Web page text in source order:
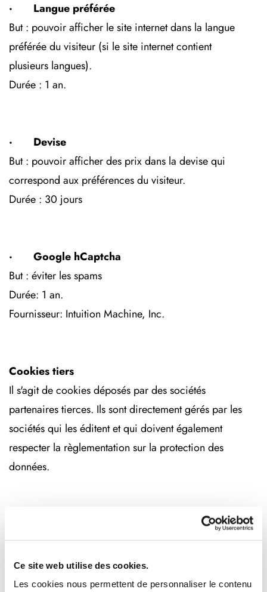
Ce site web utilise des cookies.
Les cookies nous permettent de personnaliser le contenu
· Langue préférée
But : pouvoir afficher le site internet dans la langue
préférée du visiteur (si le site internet contient
plusieurs langues).
Durée : 1 an.
· Devise
But : pouvoir afficher des prix dans la devise qui
correspond aux préférences du visiteur.
Durée : 30 jours
· Google hCaptcha
But : éviter les spams
Durée: 1 an.
Fournisseur: Intuition Machine, Inc.
Cookies tiers
Il s'agit de cookies déposés par des sociétés
partenaires tierces. Ils sont directement gérés par les
sociétés qui les éditent et qui doivent également
respecter la règlementation sur la protection des
données.
But : Enregistrer un identifiant unique utilisé pour
générer des données statistiques sur la façon dont le
visiteur utilise le site internet.